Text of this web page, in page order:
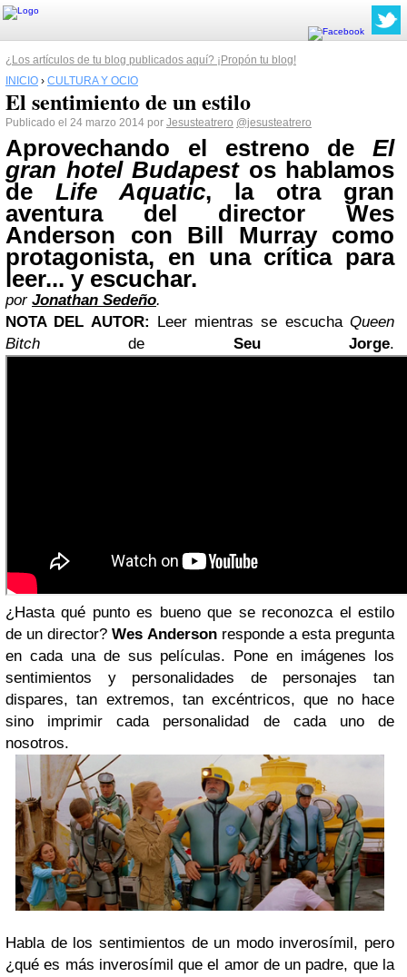
¿Los artículos de tu blog publicados aquí? ¡Propón tu blog!
INICIO › CULTURA Y OCIO
El sentimiento de un estilo
Publicado el 24 marzo 2014 por Jesusteatrero @jesusteatrero
Aprovechando el estreno de El
gran hotel Budapestos hablamos
de Life Aquatic, la otra gran
aventura del director Wes
Anderson con Bill Murray
como
protagonista, en una crítica para
leer... y escuchar.
por Jonathan Sedeño.
NOTA DEL AUTOR: Leer mientras se escuchaQueen
Bitchde Seu Jorge.
¿Hasta qué punto es bueno que se reconozca el estilo
de un director?Wes Andersonresponde a esta pregunta
en cada una de sus películas. Pone en imágenes los
sentimientos y personalidades de personajes tan
dispares, tan extremos, tan excéntricos, que no hace
sino imprimir cada personalidad de cada uno de
nosotros.
Habla de los sentimientos de un modo inverosímil, pero
¿qué es más inverosímil que el amor de un padre, que la